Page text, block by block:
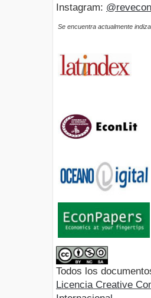
Instagram:
Se encuentra actualmente
Todos los
Licencia Creative